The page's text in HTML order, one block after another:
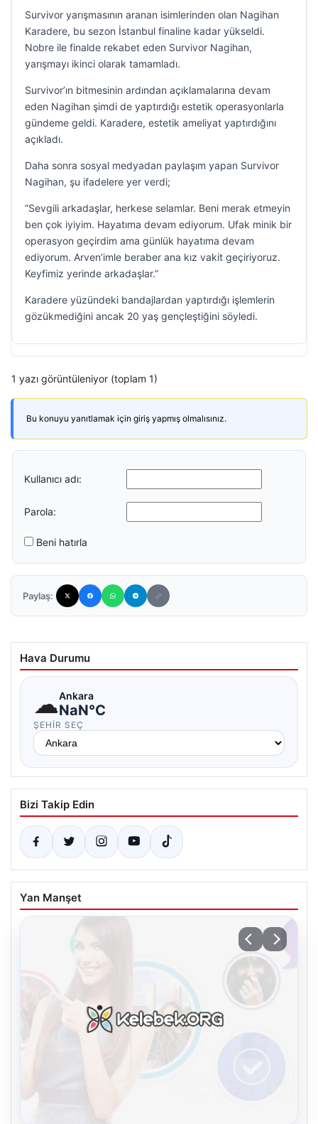
Survivor yarışmasının aranan isimlerinden olan Nagihan
Karadere, bu sezon İstanbul finaline kadar yükseldi.
Nobre ile finalde rekabet eden Survivor Nagihan,
yarışmayı ikinci olarak tamamladı.
Survivor’ın bitmesinin ardından açıklamalarına devam
eden Nagihan şimdi de yaptırdığı estetik operasyonlarla
gündeme geldi. Karadere, estetik ameliyat yaptırdığını
açıkladı.
Daha sonra sosyal medyadan paylaşım yapan Survivor
Nagihan, şu ifadelere yer verdi;
”Sevgili arkadaşlar, herkese selamlar. Beni merak etmeyin
ben çok iyiyim. Hayatıma devam ediyorum. Ufak minik bir
operasyon geçirdim ama günlük hayatıma devam
ediyorum. Arven’imle beraber ana kız vakit geçiriyoruz.
Keyfimiz yerinde arkadaşlar.”
Karadere yüzündeki bandajlardan yaptırdığı işlemlerin
gözükmediğini ancak 20 yaş gençleştiğini söyledi.
1 yazı görüntüleniyor (toplam 1)
Bu konuyu yanıtlamak için giriş yapmış olmalısınız.
Kullanıcı adı:
Parola:
Beni hatırla
Paylaş:
Hava Durumu
☁Ankara
NaN°C
ŞEHIR SEÇ
Bizi Takip Edin
Yan Manşet